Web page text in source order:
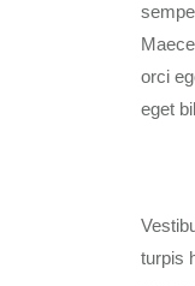
orci
eget
turpis